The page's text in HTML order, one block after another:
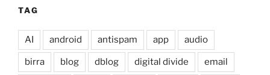
TAG
AI android antispam app audio
birra blog dblog digital divide email